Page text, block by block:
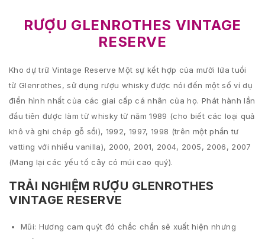
RƯỢU GLENROTHES VINTAGE
RESERVE
Kho dự trữ Vintage Reserve Một sự kết hợp của mười lứa tuổi
từ Glenrothes, sử dụng rượu whisky được nói đến một số ví dụ
điển hình nhất của các giai cấp cá nhân của họ. Phát hành lần
đầu tiên được làm từ whisky từ năm 1989 (cho biết các loại quả
khô và ghi chép gỗ sồi), 1992, 1997, 1998 (trên một phần tư
vatting với nhiều vanilla), 2000, 2001, 2004, 2005, 2006, 2007
(Mang lại các yếu tố cây có múi cao quý).
TRẢI NGHIỆM RƯỢU GLENROTHES
VINTAGE RESERVE
Mũi: Hương cam quýt đó chắc chắn sẽ xuất hiện nhưng